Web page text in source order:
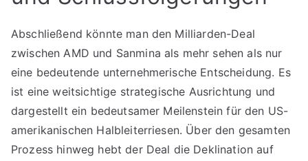
Abschließend könnte man den Milliarden-Deal
zwischen AMD und Sanmina als mehr sehen als nur
eine bedeutende unternehmerische Entscheidung. Es
ist eine weitsichtige strategische Ausrichtung und
dargestellt ein bedeutsamer Meilenstein für den US-
amerikanischen Halbleiterriesen. Über den gesamten
Prozess hinweg hebt der Deal die Deklination auf